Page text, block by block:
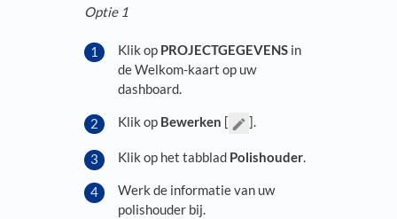
Optie 1
Klik op PROJECTGEGEVENS in
de Welkom-kaart op uw
dashboard.
Klik op Bewerken [ ].
Klik op het tabblad Polishouder.
Werk de informatie van uw
polishouder bij.